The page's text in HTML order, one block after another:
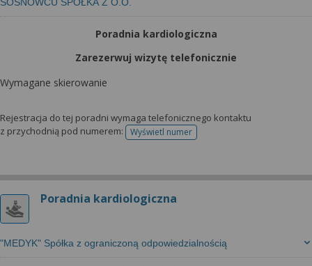
Poradnia kardiologiczna
Zarezerwuj wizytę telefonicznie
Wymagane skierowanie
Rejestracja do tej poradni wymaga telefonicznego kontaktu
z przychodnią pod numerem:
Wyświetl numertelefonu do rejestracji
Poradnia kardiologiczna
"MEDYK" Spółka z ograniczoną odpowiedzialnością